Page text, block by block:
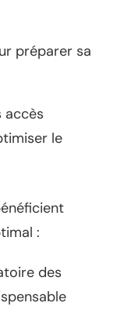
préparer sa
accès
le
:
des